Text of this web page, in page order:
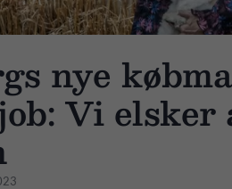
nye
Vi elsker